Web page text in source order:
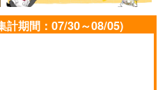
計期間：07/30～08/05)